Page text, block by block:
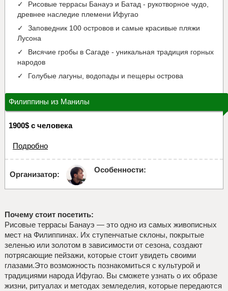
Рисовые террасы Банауэ и Батад - рукотворное чудо,
древнее наследие племени Ифугао
Заповедник 100 островов и самые красивые пляжи
Лусона
Висячие гробы в Сагаде - уникальная традиция горных
народов
Голубые лагуны, водопады и пещеры острова
Филиппины из Манилы
1900$ с человека
Подробно
Организатор:
Особенности:
Почему стоит посетить:
Рисовые террасы Банауэ — это одно из самых живописных
мест на Филиппинах. Их ступенчатые склоны, покрытые
зеленью или золотом в зависимости от сезона, создают
потрясающие пейзажи, которые стоит увидеть своими
глазами.Это возможность познакомиться с культурой и
традициями народа Ифугао. Вы сможете узнать о их образе
жизни, ритуалах и методах земледелия, которые передаются